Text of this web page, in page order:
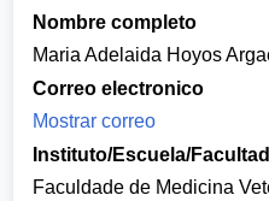
Nombre completo
Maria Adelaida Hoyos
Correo electronico
Mostrar correo
Instituto/Escuela/Facultad
Faculdade de Medicina